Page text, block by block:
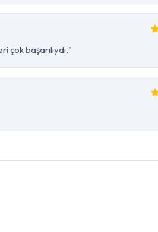
çok başarılıydı."